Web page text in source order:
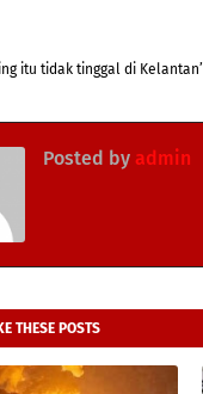
itu tidak tinggal di Kelantan’
Posted by admin
THESE POSTS